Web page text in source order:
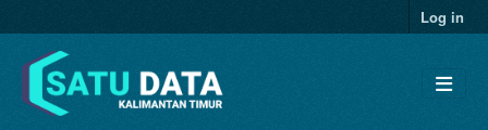
Log in